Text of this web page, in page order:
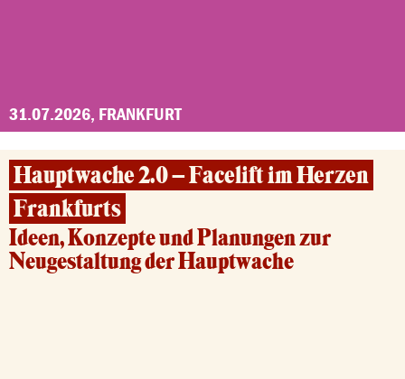
31.07.2026, FRANKFURT
Hauptwache 2.0 – Facelift im Herzen
Frankfurts
Ideen, Konzepte und Planungen zur
Neugestaltung der Hauptwache